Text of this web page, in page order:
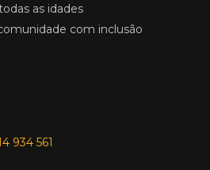
as idades
com inclusão
934 561